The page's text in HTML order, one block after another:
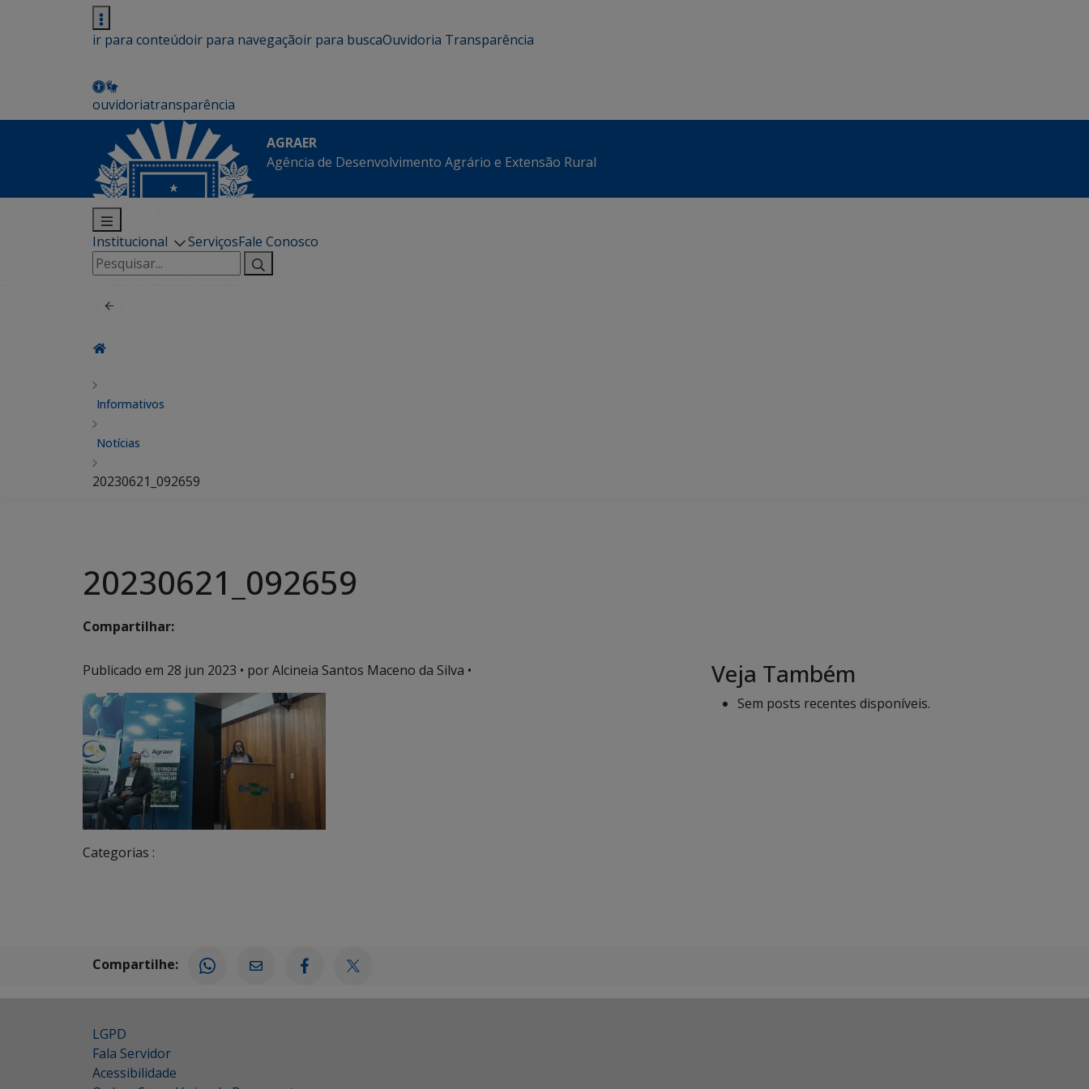
ir para conteúdoir para navegaçãoir para buscaOuvidoria Transparência
ouvidoriatransparência
AGRAER
Agência de Desenvolvimento Agrário e Extensão Rural
Institucional ServiçosFale Conosco
Pesquisar
por:
Informativos
Notícias
20230621_092659
20230621_092659
Compartilhar:
Publicado em 28 jun 2023 • por Alcineia Santos Maceno da Silva •
Categorias :
Veja Também
Sem posts recentes disponíveis.
Compartilhe:
LGPD
Fala Servidor
Acessibilidade